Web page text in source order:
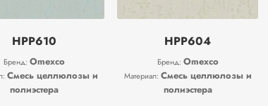
HPP610
Бренд: Omexco
Смесь целлюлозы и
полиэстера
HPP604
Бренд: Omexco
Материал: Смесь целлюлозы и
полиэстера